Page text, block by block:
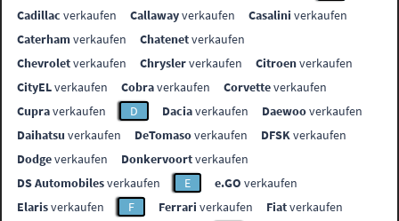
Cadillac verkaufen Callawayverkaufen Casalini verkaufen
Caterhamverkaufen Chatenetverkaufen
Chevroletverkaufen Chryslerverkaufen Citroenverkaufen
CityELverkaufen Cobraverkaufen Corvetteverkaufen
Cupraverkaufen D Daciaverkaufen Daewooverkaufen
Daihatsu verkaufen DeTomasoverkaufen DFSKverkaufen
Dodgeverkaufen Donkervoortverkaufen
DS Automobilesverkaufen E e.GO verkaufen
Elarisverkaufen F Ferrari verkaufen Fiatverkaufen